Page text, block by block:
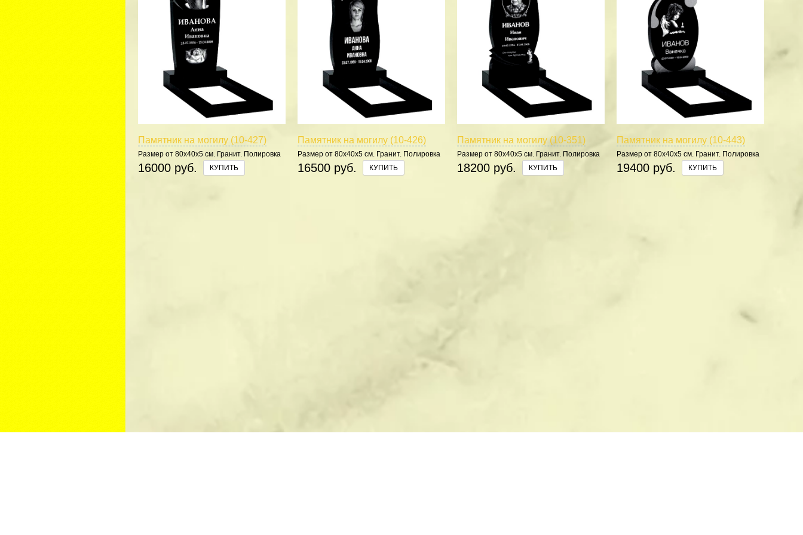
Памятник на могилу (10-427)
Размер от 80х40х5 см. Гранит. Полировка
5 сторон.
16000 руб. КУПИТЬ
Памятник на могилу (10-426)
Размер от 80х40х5 см. Гранит. Полировка
5 сторон.
16500 руб. КУПИТЬ
Памятник на могилу (10-351)
Размер от 80х40х5 см. Гранит. Полировка
5 сторон.
18200 руб. КУПИТЬ
Памятник на могилу (10-443)
Размер от 80х40х5 см. Гранит. Полировка
5 сторон.
19400 руб. КУПИТЬ